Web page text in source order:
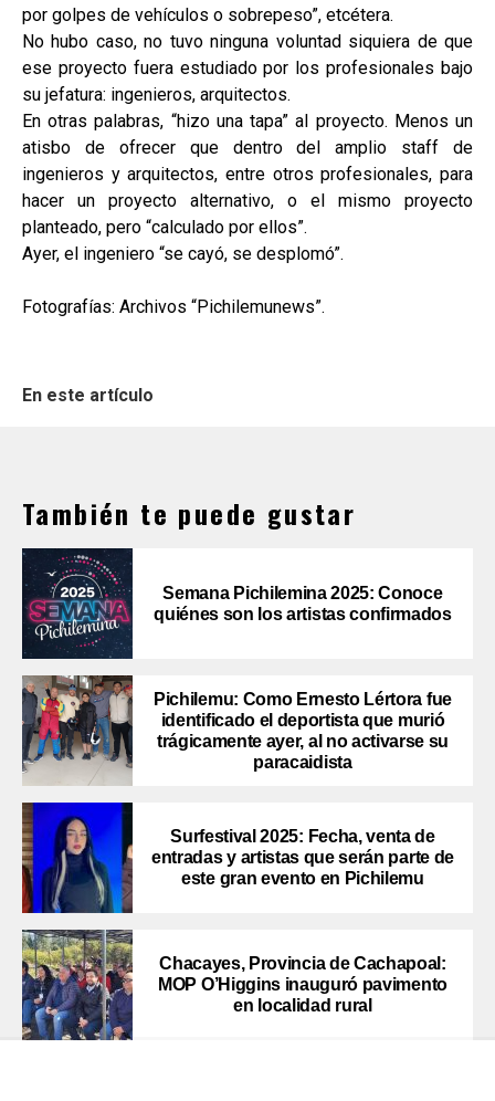
por golpes de vehículos o sobrepeso”, etcétera.
No hubo caso, no tuvo ninguna voluntad siquiera de que
ese proyecto fuera estudiado por los profesionales bajo
su jefatura: ingenieros, arquitectos.
En otras palabras, “hizo una tapa” al proyecto. Menos un
atisbo de ofrecer que dentro del amplio staff de
ingenieros y arquitectos, entre otros profesionales, para
hacer un proyecto alternativo, o el mismo proyecto
planteado, pero “calculado por ellos”.
Ayer, el ingeniero “se cayó, se desplomó”.
Fotografías: Archivos “Pichilemunews”.
En este artículo
También te puede gustar
Semana Pichilemina 2025: Conoce
quiénes son los artistas confirmados
Pichilemu: Como Ernesto Lértora fue
identificado el deportista que murió
trágicamente ayer, al no activarse su
paracaidista
Surfestival 2025: Fecha, venta de
entradas y artistas que serán parte de
este gran evento en Pichilemu
Chacayes, Provincia de Cachapoal:
MOP O’Higgins inauguró pavimento
en localidad rural